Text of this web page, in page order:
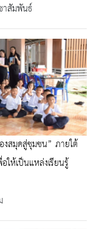
สัมพันธ์
งสมุดสู่ชุมชน” ภายใต้
ให้เป็นแหล่งเรียนรู้